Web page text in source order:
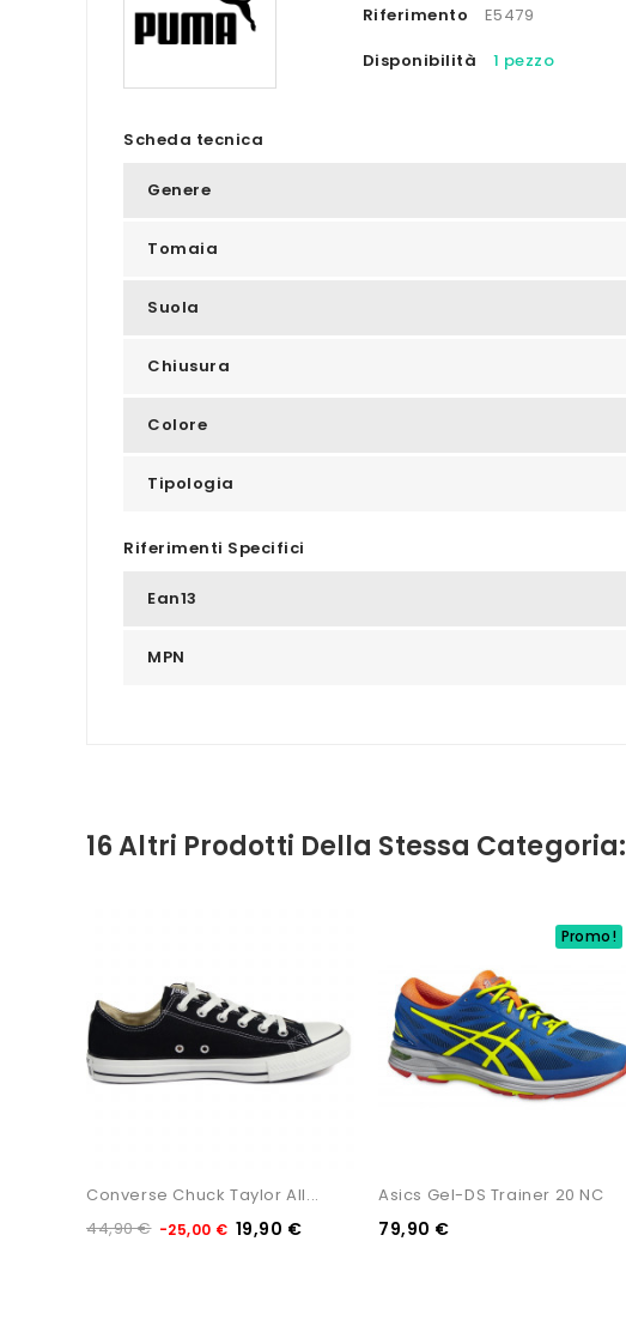
Riferimento
E5479
Disponibilità
1 pezzo
Scheda tecnica
Genere
Tomaia
Suola
Chiusura
Colore
Tipologia
Riferimenti Specifici
Ean13
MPN
16 Altri Prodotti Della Stessa Categoria:
Converse Chuck Taylor All...
44,90 € -25,00 € 19,90 €
Promo!
Asics Gel-DS Trainer 20 NC
79,90 €